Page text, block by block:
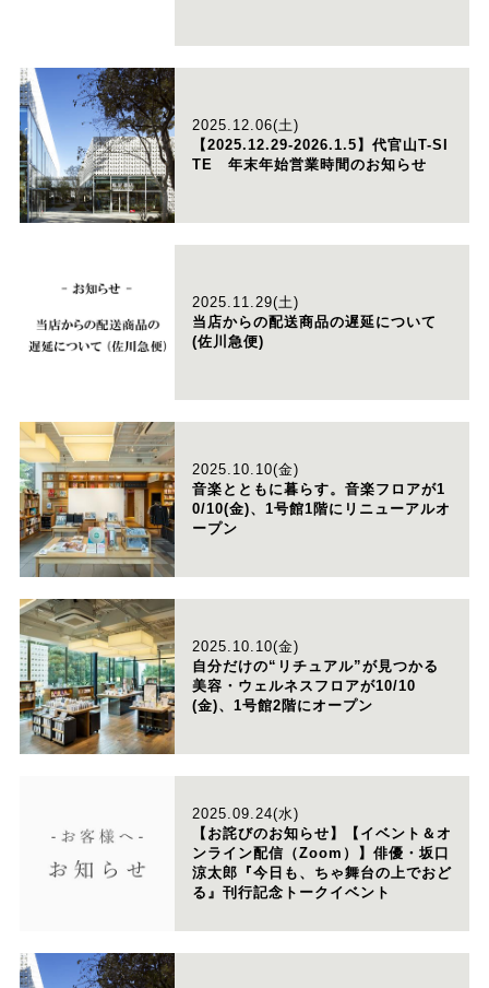
2025.12.06(土)
【2025.12.29-2026.1.5】代官山T-SI
TE 年末年始営業時間のお知らせ
2025.11.29(土)
当店からの配送商品の遅延について
(佐川急便)
2025.10.10(金)
音楽とともに暮らす。音楽フロアが1
0/10(金)、1号館1階にリニューアルオ
ープン
2025.10.10(金)
自分だけの“リチュアル”が見つかる
美容・ウェルネスフロアが10/10
(金)、1号館2階にオープン
2025.09.24(水)
【お詫びのお知らせ】【イベント＆オ
ンライン配信（Zoom）】俳優・坂口
涼太郎『今日も、ちゃ舞台の上でおど
る』刊行記念トークイベント